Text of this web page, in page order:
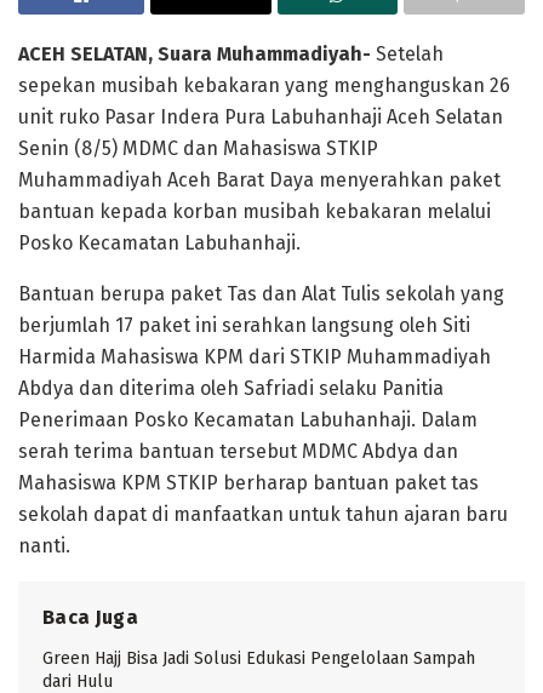
ACEH SELATAN, Suara Muhammadiyah- Setelah
sepekan musibah kebakaran yang menghanguskan 26
unit ruko Pasar Indera Pura Labuhanhaji Aceh Selatan
Senin (8/5) MDMC dan Mahasiswa STKIP
Muhammadiyah Aceh Barat Daya menyerahkan paket
bantuan kepada korban musibah kebakaran melalui
Posko Kecamatan Labuhanhaji.
Bantuan berupa paket Tas dan Alat Tulis sekolah yang
berjumlah 17 paket ini serahkan langsung oleh Siti
Harmida Mahasiswa KPM dari STKIP Muhammadiyah
Abdya dan diterima oleh Safriadi selaku Panitia
Penerimaan Posko Kecamatan Labuhanhaji. Dalam
serah terima bantuan tersebut MDMC Abdya dan
Mahasiswa KPM STKIP berharap bantuan paket tas
sekolah dapat di manfaatkan untuk tahun ajaran baru
nanti.
Baca Juga
Green Hajj Bisa Jadi Solusi Edukasi Pengelolaan Sampah
dari Hulu